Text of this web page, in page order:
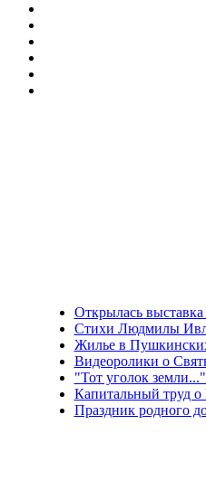
Открылась
Стихи Людмилы
Жилье в
Видеоролики о
"Тот уголок
Капитальный труд
Праздник родного